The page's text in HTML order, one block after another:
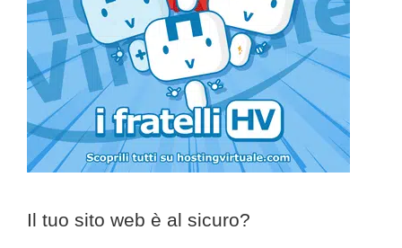
Il tuo sito web è al sicuro?